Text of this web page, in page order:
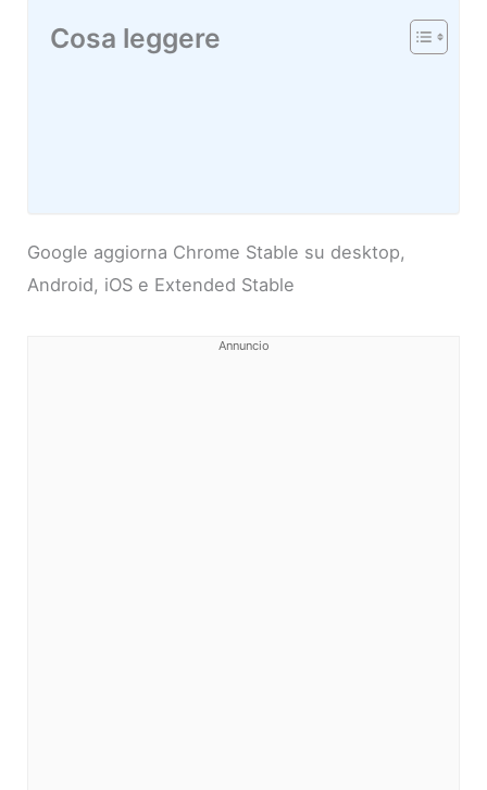
Cosa leggere
Google aggiorna Chrome Stable su desktop,
Android, iOS e Extended Stable
Annuncio